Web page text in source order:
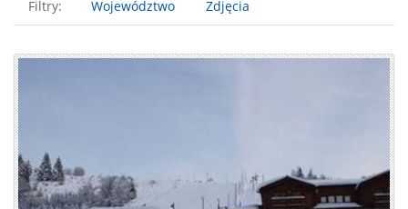
Filtry: Województwo Zdjęcia